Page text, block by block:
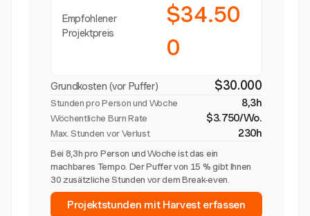
Empfohlener
Projektpreis
$34.50
0
Grundkosten (vor Puffer) $30.000
Stunden pro Person und Woche 8,3h
Wöchentliche Burn Rate $3.750/Wo.
Max. Stunden vor Verlust 230h
Bei 8,3h pro Person und Woche ist das ein
machbares Tempo. Der Puffer von 15 % gibt Ihnen
30 zusätzliche Stunden vor dem Break-even.
Projektstunden mit Harvest erfassen